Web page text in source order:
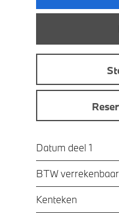
Datum deel 1
BTW verrekenbaar
Kenteken